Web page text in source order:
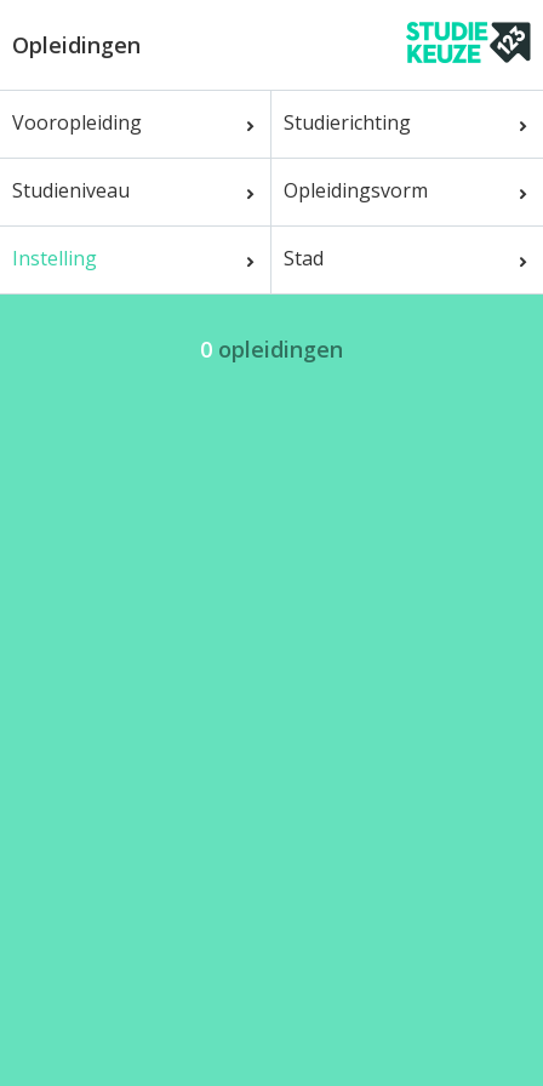
Opleidingen
Vooropleiding Studierichting
Studieniveau Opleidingsvorm
Instelling Stad
0 opleidingen